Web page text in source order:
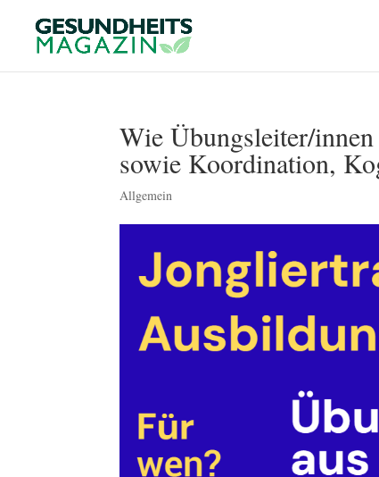
Wie Übungsleiter/
sowie Koordination,
Allgemein